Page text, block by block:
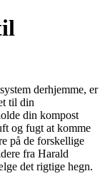
derhjemme, er
til din
din kompost
og fugt at komme
på de forskellige
fra Harald
det rigtige hegn.